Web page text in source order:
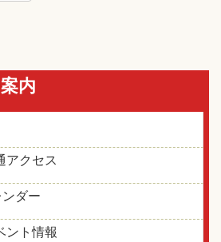
内
アクセス
ダー
ント情報